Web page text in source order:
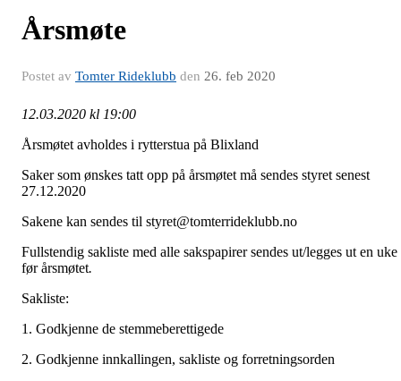
Årsmøte
Postet av Tomter Rideklubb den 26. feb 2020
12.03.2020 kl 19:00
Årsmøtet avholdes i rytterstua på Blixland
Saker som ønskes tatt opp på årsmøtet må sendes styret senest
27.12.2020
Sakene kan sendes til styret@tomterrideklubb.no
Fullstendig sakliste med alle sakspapirer sendes ut/legges ut en uke
før årsmøtet.
Sakliste:
1. Godkjenne de stemmeberettigede
2. Godkjenne innkallingen, sakliste og forretningsorden